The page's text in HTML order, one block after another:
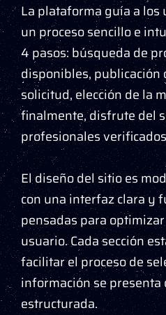
La plataforma guía a los
un proceso sencillo e
4 pasos: búsqueda de
disponibles, publicación
solicitud, elección de la
finalmente, disfrute del
profesionales
El diseño del sitio es
con una interfaz clara y
pensadas para
usuario. Cada sección
facilitar el proceso de
información se presenta
estructurada.